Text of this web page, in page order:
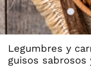
Legumbres y
guisos